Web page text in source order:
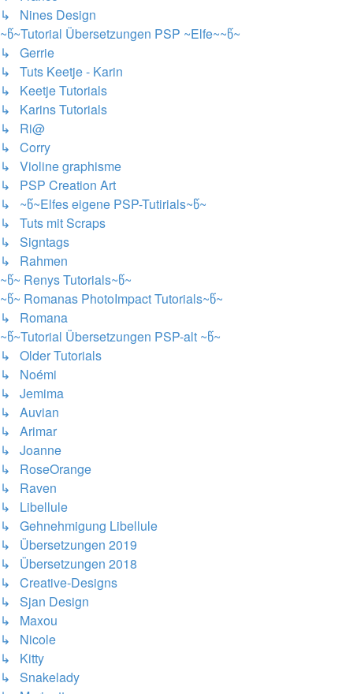
↳ Nines Design
~წ~Tutorial Übersetzungen PSP ~Elfe~~წ~
↳ Gerrie
↳ Tuts Keetje - Karin
↳ Keetje Tutorials
↳ Karins Tutorials
↳ Ri@
↳ Corry
↳ Violine graphisme
↳ PSP Creation Art
↳ ~წ~Elfes eigene PSP-Tutirials~წ~
↳ Tuts mit Scraps
↳ Signtags
↳ Rahmen
~წ~ Renys Tutorials~წ~
~წ~ Romanas PhotoImpact Tutorials~წ~
↳ Romana
~წ~Tutorial Übersetzungen PSP-alt ~წ~
↳ Older Tutorials
↳ Noémi
↳ Jemima
↳ Auvian
↳ Arimar
↳ Joanne
↳ RoseOrange
↳ Raven
↳ Libellule
↳ Gehnehmigung Libellule
↳ Übersetzungen 2019
↳ Übersetzungen 2018
↳ Creative-Designs
↳ Sjan Design
↳ Maxou
↳ Nicole
↳ Kitty
↳ Snakelady